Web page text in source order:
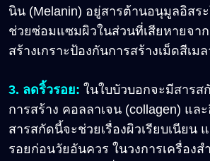
นิน (Melanin) อยู่สารต้านอนุมูลอิสร
ช่วยซ่อมแซมผิวในส่วนที่เสียหายจา
สร้างเกราะป้องกันการสร้างเม็ดสีเม
3. ลดริ้วรอย: ในใบบัวบอกจะมีสาร
การสร้าง คอลลาเจน (collagen) แล
สารสกัดนี้จะช่วยเรื่องผิวเรียบเนียน
รอยก่อนวัยอันควร ในวงการเครื่องส